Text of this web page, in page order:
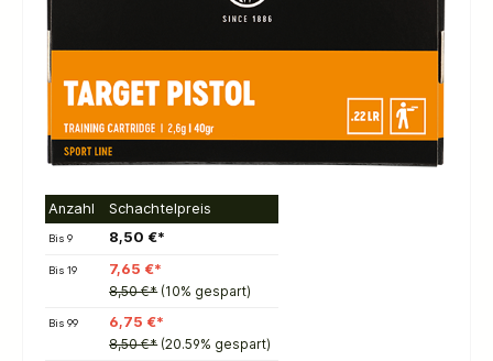
Anzahl Schachtelpreis
Bis9 8,50 €*
Bis19
7,65 €*
8,50 €* (10% gespart)
Bis99
6,75 €*
8,50 €* (20.59% gespart)